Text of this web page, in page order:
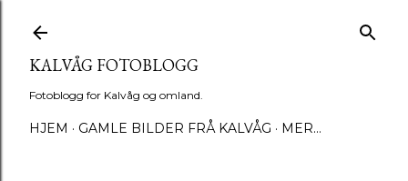
KALVÅG FOTOBLOGG
Fotoblogg for Kalvåg og omland.
HJEM GAMLE BILDER FRÅ KALVÅG MER…